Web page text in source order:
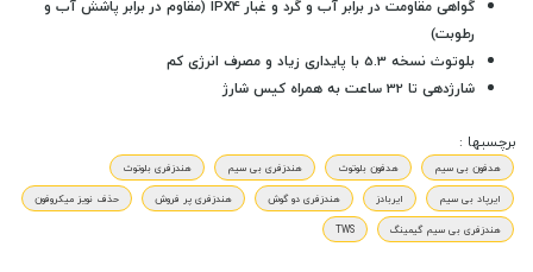
گواهی مقاومت در برابر آب و گرد و غبار IPX4 (مقاوم در برابر پاشش آب و
رطوبت)
بلوتوث نسخه 5.3 با پایداری زیاد و مصرف انرژی کم
شارژدهی تا 32 ساعت به همراه کیس شارژ
برچسبها :
هدفون بی سیم هدفون بلوتوث هندزفری بی سیم
هندزفری بلوتوث
ایرپاد بی سیم
ایربادز هندزفری دو گوش هندزفری پر فروش
حذف نویز میکروفون
هندزفری بی سیم گیمینگ
TWS